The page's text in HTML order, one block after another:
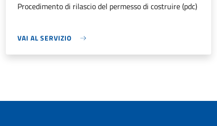
Procedimento di rilascio del permesso di costruire (pdc)
VAI AL SERVIZIO